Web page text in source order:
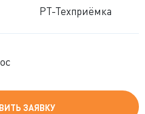
РТ-Техприёмка
ЗАЯВКУ